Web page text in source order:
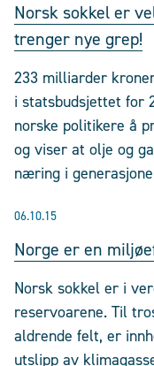
Norsk sokkel er
trenger nye grep!
233 milliarder
i statsbudsjettet for
norske politikere å
og viser at olje og
næring i
06.10.15
Norge er en
Norsk sokkel er i
reservoarene. Til
aldrende felt, er
utslipp av